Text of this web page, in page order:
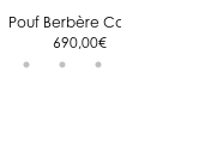
Pouf Berbère Caviar
690,00€